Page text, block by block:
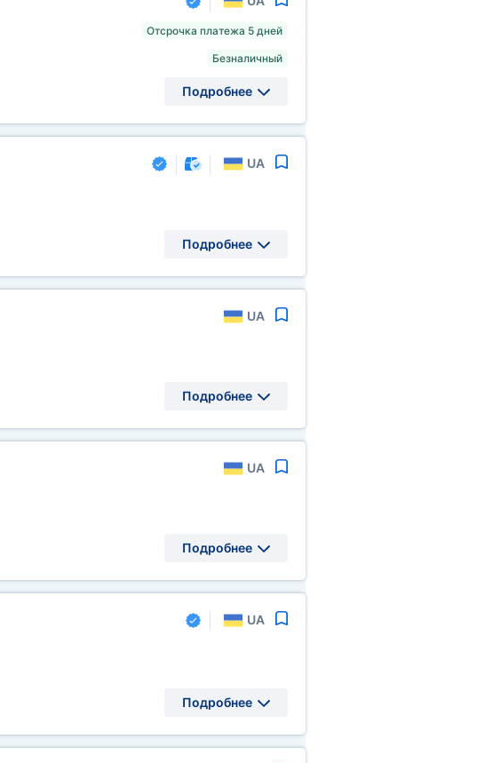
Отсрочка платежа 5 дней
Безналичный
Подробнее
UA
Подробнее
UA
Подробнее
UA
Подробнее
UA
Подробнее